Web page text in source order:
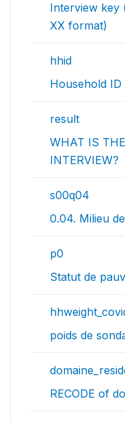
Interview key
XX format)
hhid
Household ID
result
WHAT IS
INTERVIEW?
s00q04
0.04. Milieu
p0
Statut de
poids de
RECODE of